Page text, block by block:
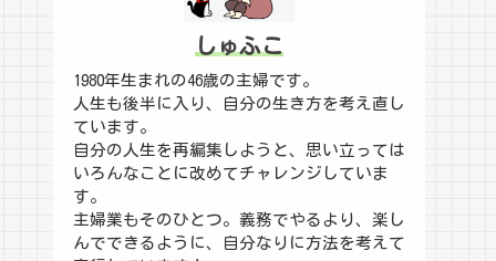
しゅふこ
1980年生まれの46歳の主婦です。
人生も後半に入り、自分の生き方を考え直し
ています。
自分の人生を再編集しようと、思い立っては
いろんなことに改めてチャレンジしていま
す。
主婦業もそのひとつ。義務でやるより、楽し
んでできるように、自分なりに方法を考えて